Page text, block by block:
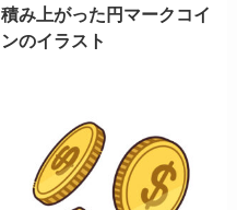
積み上がった円マークコイ
ンのイラスト